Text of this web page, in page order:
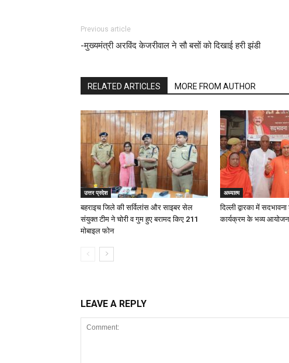
Previous article
-मुख्यमंत्री अरविंद केजरीवाल ने सौ बसों को दिखाई हरी झंडी
RELATED ARTICLES MORE FROM AUTHOR
उत्तर प्रदेश
बहराइच जिले की सर्विलांस और साइबर सेल
संयुक्त टीम ने चोरी व गुम हुए बरामद किए 211
मोबाइल फोन
अध्यात्म
दिल्ली द्वारका में
कार्यक्रम के भव्य आयोजन
LEAVE A REPLY